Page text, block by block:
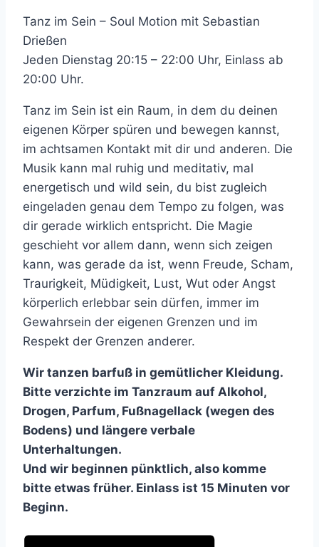
Tanz im Sein – Soul Motion mit Sebastian
Drießen
Jeden Dienstag 20:15 – 22:00 Uhr, Einlass ab
20:00 Uhr.
Tanz im Sein ist ein Raum, in dem du deinen
eigenen Körper spüren und bewegen kannst,
im achtsamen Kontakt mit dir und anderen. Die
Musik kann mal ruhig und meditativ, mal
energetisch und wild sein, du bist zugleich
eingeladen genau dem Tempo zu folgen, was
dir gerade wirklich entspricht. Die Magie
geschieht vor allem dann, wenn sich zeigen
kann, was gerade da ist, wenn Freude, Scham,
Traurigkeit, Müdigkeit, Lust, Wut oder Angst
körperlich erlebbar sein dürfen, immer im
Gewahrsein der eigenen Grenzen und im
Respekt der Grenzen anderer.
Wir tanzen barfuß in gemütlicher Kleidung.
Bitte verzichte im Tanzraum auf Alkohol,
Drogen, Parfum, Fußnagellack (wegen des
Bodens) und längere verbale
Unterhaltungen.
Und wir beginnen pünktlich, also komme
bitte etwas früher. Einlass ist 15 Minuten vor
Beginn.